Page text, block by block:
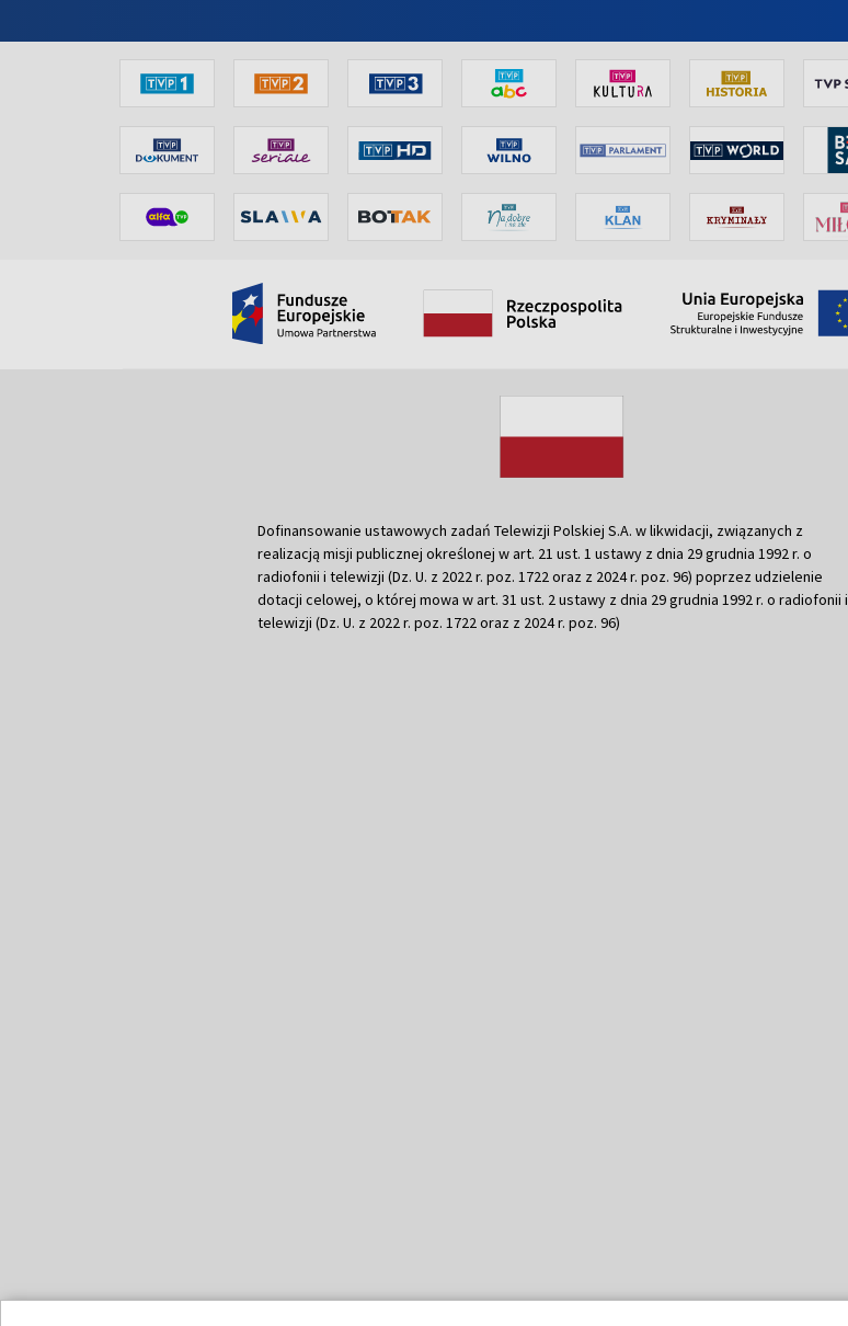
Dofinansowanie ustawowych zadań Telewizji Polskiej S.A. w likwidacji, związanych z
realizacją misji publicznej określonej w art. 21 ust. 1 ustawy z dnia 29 grudnia 1992 r. o
radiofonii i telewizji (Dz. U. z 2022 r. poz. 1722 oraz z 2024 r. poz. 96) poprzez udzielenie
dotacji celowej, o której mowa w art. 31 ust. 2 ustawy z dnia 29 grudnia 1992 r. o radiofonii i
telewizji (Dz. U. z 2022 r. poz. 1722 oraz z 2024 r. poz. 96)